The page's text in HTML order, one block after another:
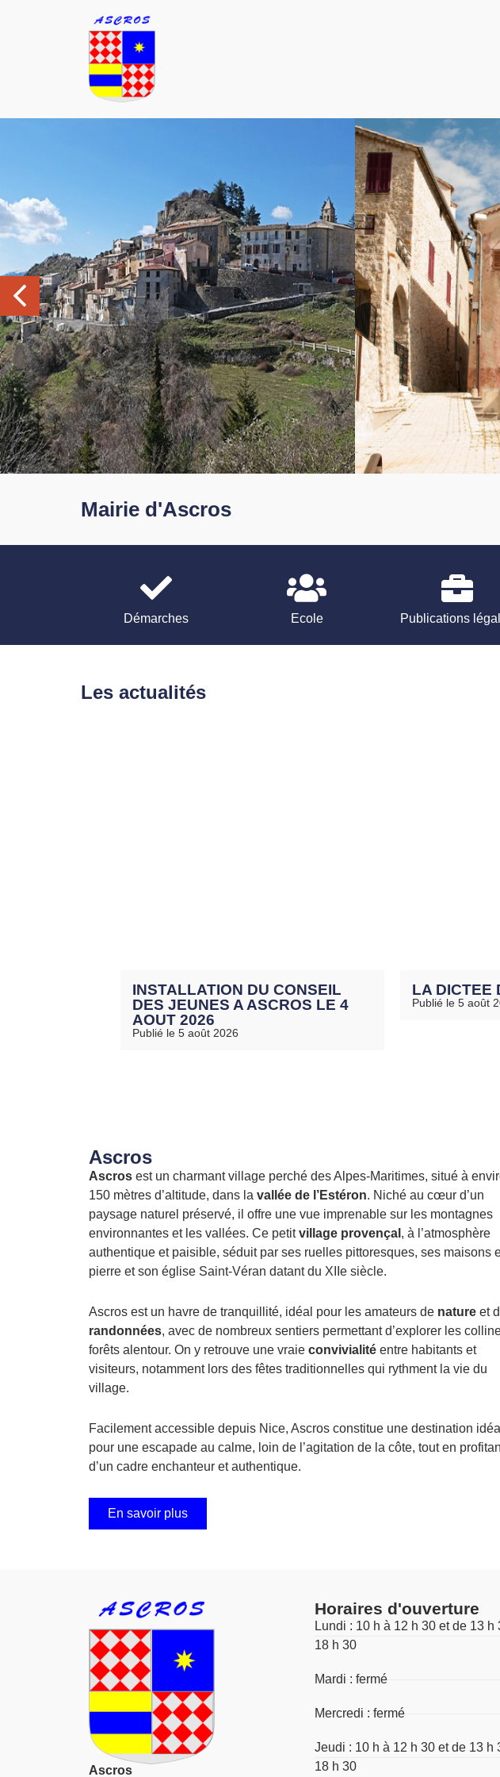
Mairie d'Ascros
Démarches Ecole Publications
Les actualités
INSTALLATION DU CONSEIL
DES JEUNES A ASCROS LE 4
AOUT 2026
Publié le 5 août 2026
LA DICTEE
Publié le 5 août
Ascros
Ascros est un charmant village perché des Alpes-Maritimes, situé à
150 mètres d’altitude, dans la vallée de l’Estéron. Niché au cœur d’un
paysage naturel préservé, il offre une vue imprenable sur les montagnes
environnantes et les vallées. Ce petitvillage provençal , à l’atmosphère
authentique et paisible, séduit par ses ruelles pittoresques, ses maisons
pierre et son église Saint-Véran datant du XIIe siècle.
Ascros est un havre de tranquillité, idéal pour les amateurs de nature et
randonnées, avec de nombreux sentiers permettant d’explorer les
forêts alentour. On y retrouve une vraie convivialité entre habitants et
visiteurs, notamment lors des fêtes traditionnelles qui rythment la vie du
village.
Facilement accessible depuis Nice, Ascros constitue une destination
pour une escapade au calme, loin de l’agitation de la côte, tout en
d’un cadre enchanteur et authentique.
En savoir plus
Ascros
Horaires d'ouverture
Lundi : 10 h à 12 h 30 et de 13 h
18 h 30
Mardi : fermé
Mercredi : fermé
Jeudi : 10 h à 12 h 30 et de 13 h
18 h 30